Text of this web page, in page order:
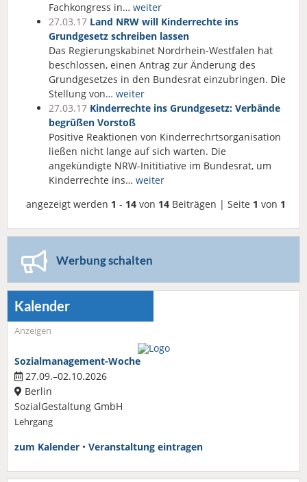
Fachkongress in… weiter
27.03.17 Land NRW will Kinderrechte ins
Grundgesetz schreiben lassen
Das Regierungskabinet Nordrhein-Westfalen hat
beschlossen, einen Antrag zur Änderung des
Grundgesetzes in den Bundesrat einzubringen. Die
Stellung von… weiter
27.03.17 Kinderrechte ins Grundgesetz: Verbände
begrüßen Vorstoß
Positive Reaktionen von Kinderrechrtsorganisation
ließen nicht lange auf sich warten. Die
angekündigte NRW-Inititiative im Bundesrat, um
Kinderrechte ins… weiter
angezeigt werden 1 - 14 von 14 Beiträgen | Seite 1 von 1
Werbung schalten
Kalender
Anzeigen
Sozialmanagement-Woche
27.09.–02.10.2026
Berlin
SozialGestaltung GmbH
Lehrgang
zum Kalender • Veranstaltung eintragen